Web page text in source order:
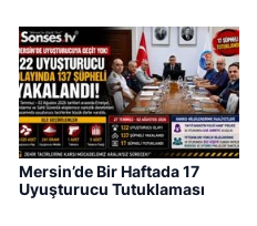
Mersin’de Bir Haftada 17
Uyuşturucu Tutuklaması